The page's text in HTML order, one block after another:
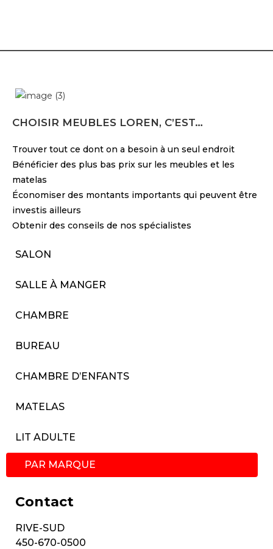
CHOISIR MEUBLES LOREN, C’EST…
Trouver tout ce dont on a besoin à un seul endroit
Bénéficier des plus bas prix sur les meubles et les
matelas
Économiser des montants importants qui peuvent être
investis ailleurs
Obtenir des conseils de nos spécialistes
SALON
SALLE À MANGER
CHAMBRE
BUREAU
CHAMBRE D’ENFANTS
MATELAS
LIT ADULTE
PAR MARQUE
Contact
RIVE-SUD
450-670-0500